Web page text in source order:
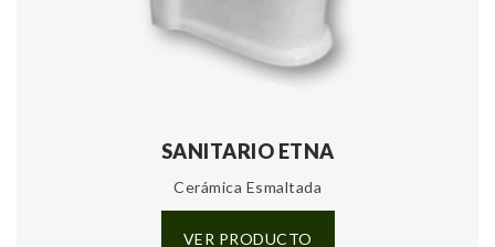
SANITARIO ETNA
Cerámica Esmaltada
VER PRODUCTO